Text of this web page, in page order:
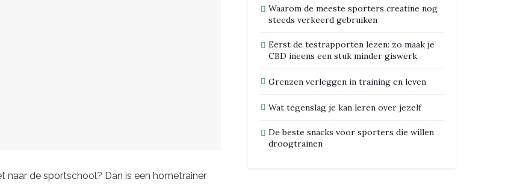
naar de sportschool? Dan is een hometrainer
Waarom de meeste sporters creatine nog
steeds verkeerd gebruiken
Eerst de testrapporten lezen: zo maak je
CBD ineens een stuk minder giswerk
Grenzen verleggen in training en leven
Wat tegenslag je kan leren over jezelf
De beste snacks voor sporters die willen
droogtrainen